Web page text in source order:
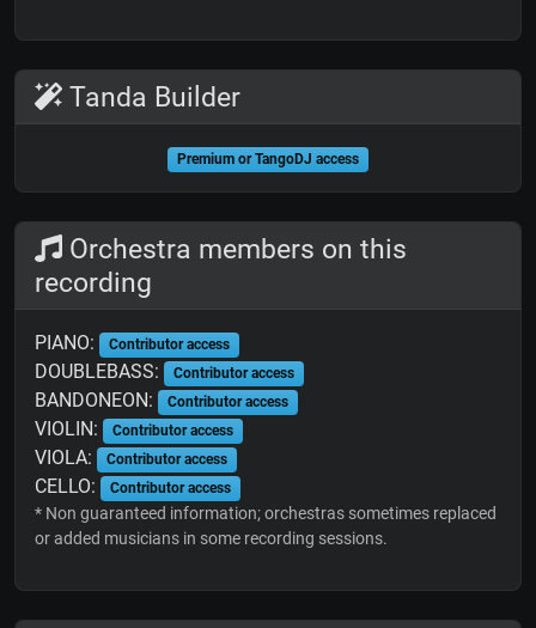
Tanda Builder
Premium or TangoDJ access
Orchestra members on this
recording
PIANO: Contributor access
DOUBLEBASS: Contributor access
BANDONEON: Contributor access
VIOLIN: Contributor access
VIOLA: Contributor access
CELLO: Contributor access
* Non guaranteed information; orchestras sometimes replaced
or added musicians in some recording sessions.